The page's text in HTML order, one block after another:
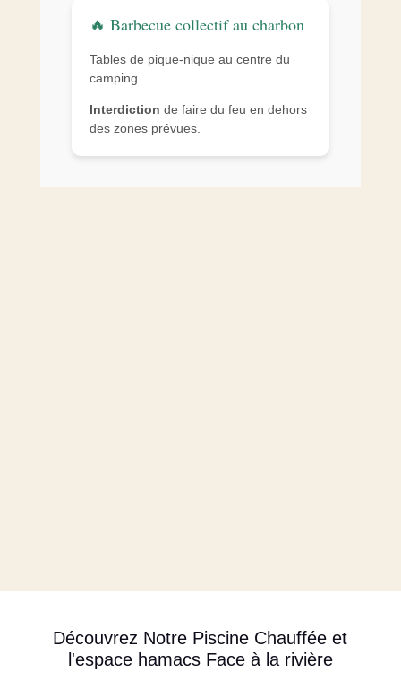
🔥 Barbecue collectif au charbon
Tables de pique-nique au centre du
camping.
Interdiction de faire du feu en dehors
des zones prévues.
Découvrez Notre Piscine Chauffée et
l'espace hamacs Face à la rivière